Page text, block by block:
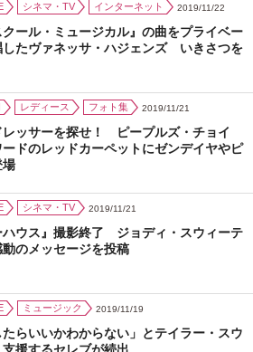
シネマ・TV インターネット 2019/11/22
クール・ミュージカル』の曲をプライベー
したヴァネッサ・ハジェンズ いきさつを
レディース フォト集 2019/11/21
レッサーを探せ！ ピープルズ・チョイ
ードのレッドカーペットにゼンデイヤやピ
場
シネマ・TV 2019/11/21
ハウス』撮影終了 ジョディ・スウィーテ
動のメッセージを投稿
ミュージック 2019/11/19
たらいいかわからない」とテイラー・スウ